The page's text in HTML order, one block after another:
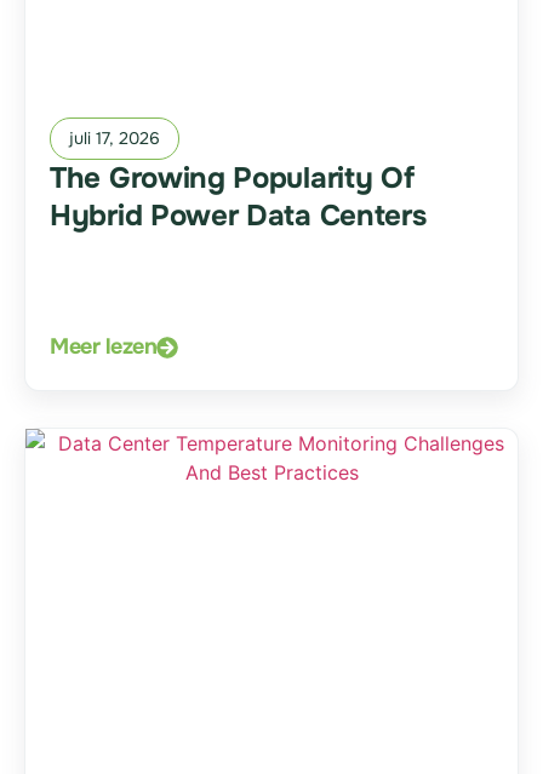
juli 17, 2026
The Growing Popularity Of
Hybrid Power Data Centers
Meer lezen